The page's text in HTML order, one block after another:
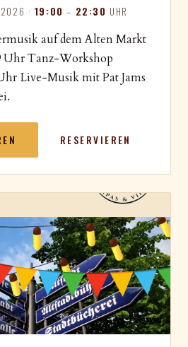
2026 · 19:00 – 22:30 UHR
auf dem Alten Markt
Uhr Tanz-Workshop
Live-Musik mit Pat Jams
RESERVIEREN